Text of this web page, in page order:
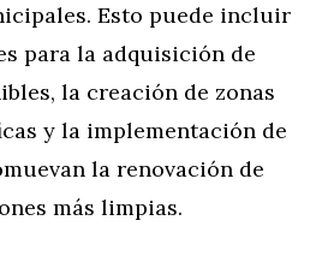
Esto puede incluir
para la adquisición de
la creación de zonas
y la implementación de
la renovación de
más limpias.